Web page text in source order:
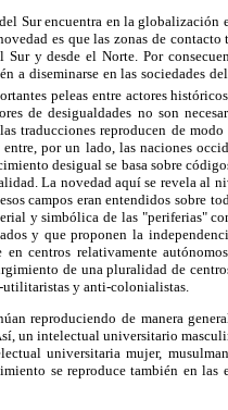
Sur encuentra en la globalización
es que las zonas de contacto
y desde el Norte. Por
a diseminarse en las sociedades
peleas entre actores
de desigualdades no son
traducciones reproducen de
por un lado, las naciones
desigual se basa sobre
La novedad aquí se revela al
campos eran entendidos sobre
y simbólica de las "periferias"
y que proponen la
centros relativamente
de una pluralidad de
utilitaristas y anti-colonialistas.
reproduciendo de manera
un intelectual universitario
universitaria mujer,
se reproduce también en las